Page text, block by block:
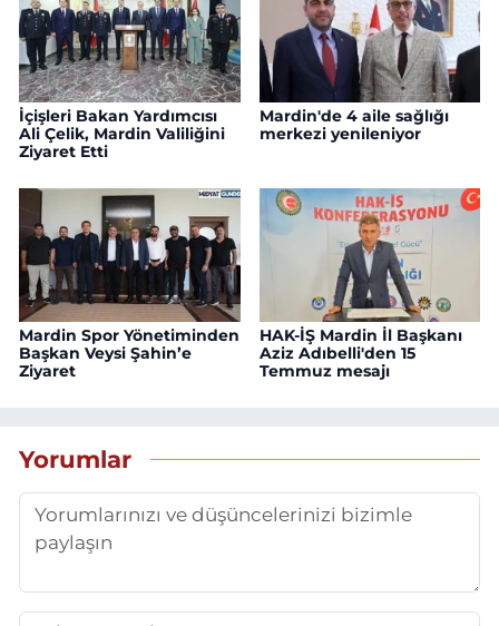
İçişleri Bakan Yardımcısı
Ali Çelik, Mardin Valiliğini
Ziyaret Etti
Mardin'de 4 aile sağlığı
merkezi yenileniyor
Mardin Spor Yönetiminden
Başkan Veysi Şahin’e
Ziyaret
HAK-İŞ Mardin İl Başkanı
Aziz Adıbelli'den 15
Temmuz mesajı
Yorumlar